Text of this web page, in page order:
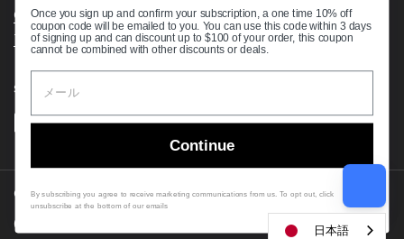
Comprehensive Guide to Ball Bearings
Track your Order
Supported payment methods
Copyright © 2026 VXB Bearings.
Country/region
(USD $)
日本語
Once you sign up and confirm your subscription, a one time 10% off
coupon code will be emailed to you. You can use this code within 3 days
of signing up and can discount up to $100 of your order, this coupon
cannot be combined with other discounts or deals.
Continue
By subscribing you agree to receive marketing communications from us. To opt out, click
unsubscribe at the bottom of our emails